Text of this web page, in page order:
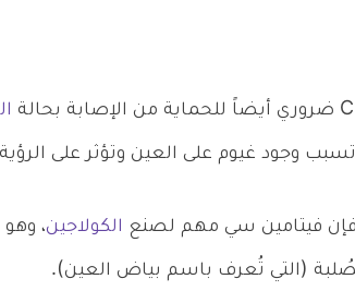
وجود غيوم على العين وتؤثر على
فإن فيتامين سي مهم لصنع الكولاجين، وهو
(التي تُعرف باسم بياض العين).